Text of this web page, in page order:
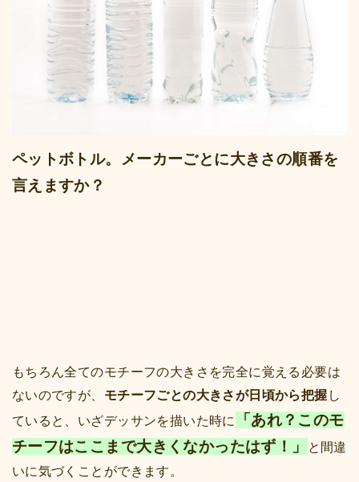
ペットボトル。メーカーごとに大きさの順番を
言えますか？
もちろん全てのモチーフの大きさを完全に覚える必要は
ないのですが、 モチーフごとの大きさが日頃から把握 し
ていると、いざデッサンを描いた時に
「あれ？このモ
チーフはここまで大きくなかったはず！」
と間違
いに気づくことができます。